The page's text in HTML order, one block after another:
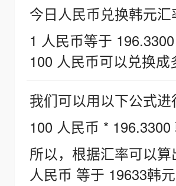
今日人民币兑换韩元汇
1 人民币等于
100 人民币可以兑换成
我们可以用以下公式进
100 人民币 *
所以，根据汇率可以
人民币 等于 19633韩